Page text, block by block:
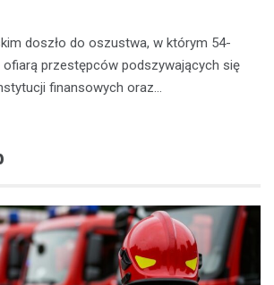
doszło do oszustwa, w którym 54-
ofiarą przestępców podszywających się
finansowych oraz…